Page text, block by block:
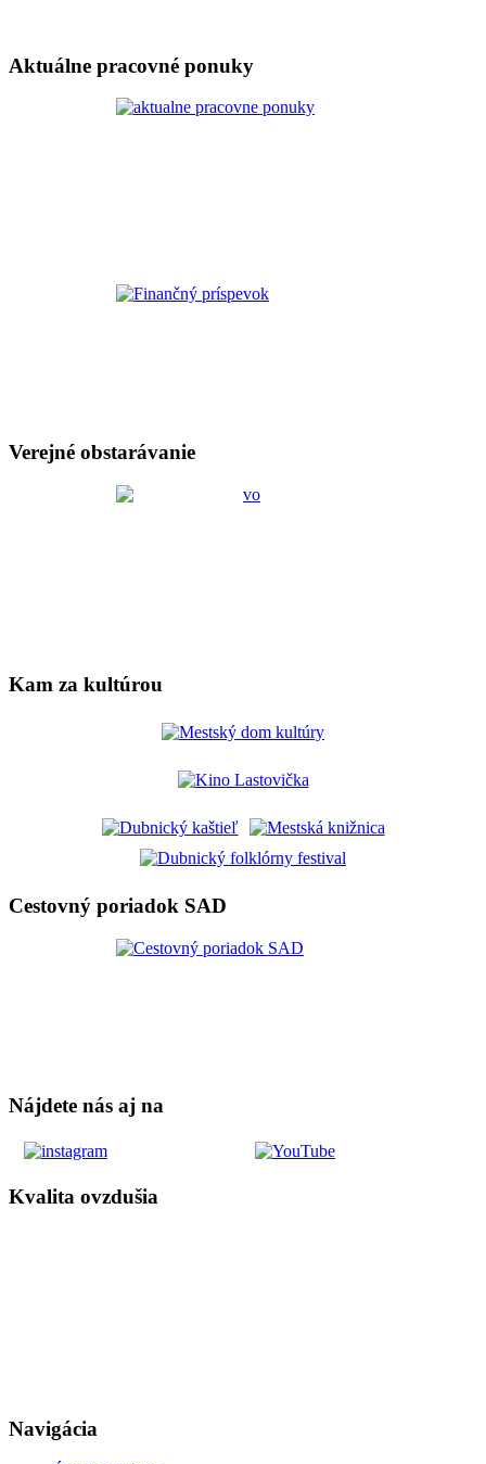
Aktuálne pracovné ponuky
Verejné obstarávanie
Kam za kultúrou
Cestovný poriadok SAD
Nájdete nás aj na
Kvalita ovzdušia
Navigácia